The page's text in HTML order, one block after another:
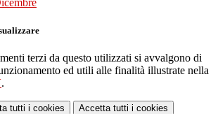
terzi da questo utilizzati si avvalgono di
ed utili alle finalità illustrate nella
.
tutti i cookies Accetta tutti i cookies